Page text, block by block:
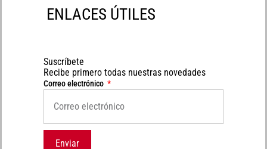
ENLACES ÚTILES
Suscríbete
Recibe primero todas nuestras novedades
Correo electrónico
Enviar